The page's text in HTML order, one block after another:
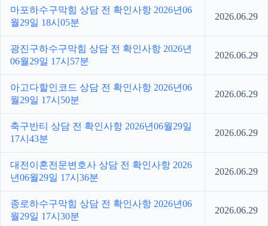
마포하수구막힘 상담 전 확인사항 2026년06
월29일 18시05분
2026.06.29
광진구하수구막힘 상담 전 확인사항 2026년
06월29일 17시57분
2026.06.29
아고다할인코드 상담 전 확인사항 2026년06
월29일 17시50분
2026.06.29
축구반티 상담 전 확인사항 2026년06월29일
17시43분
2026.06.29
대전이혼전문변호사 상담 전 확인사항 2026
년06월29일 17시36분
2026.06.29
종로하수구막힘 상담 전 확인사항 2026년06
월29일 17시30분
2026.06.29